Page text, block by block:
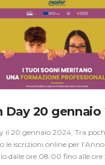
Day 20 gennaio
il 20 gennaio 2024. Tra
le iscrizioni online per
dalle ore 08:00 fino alle